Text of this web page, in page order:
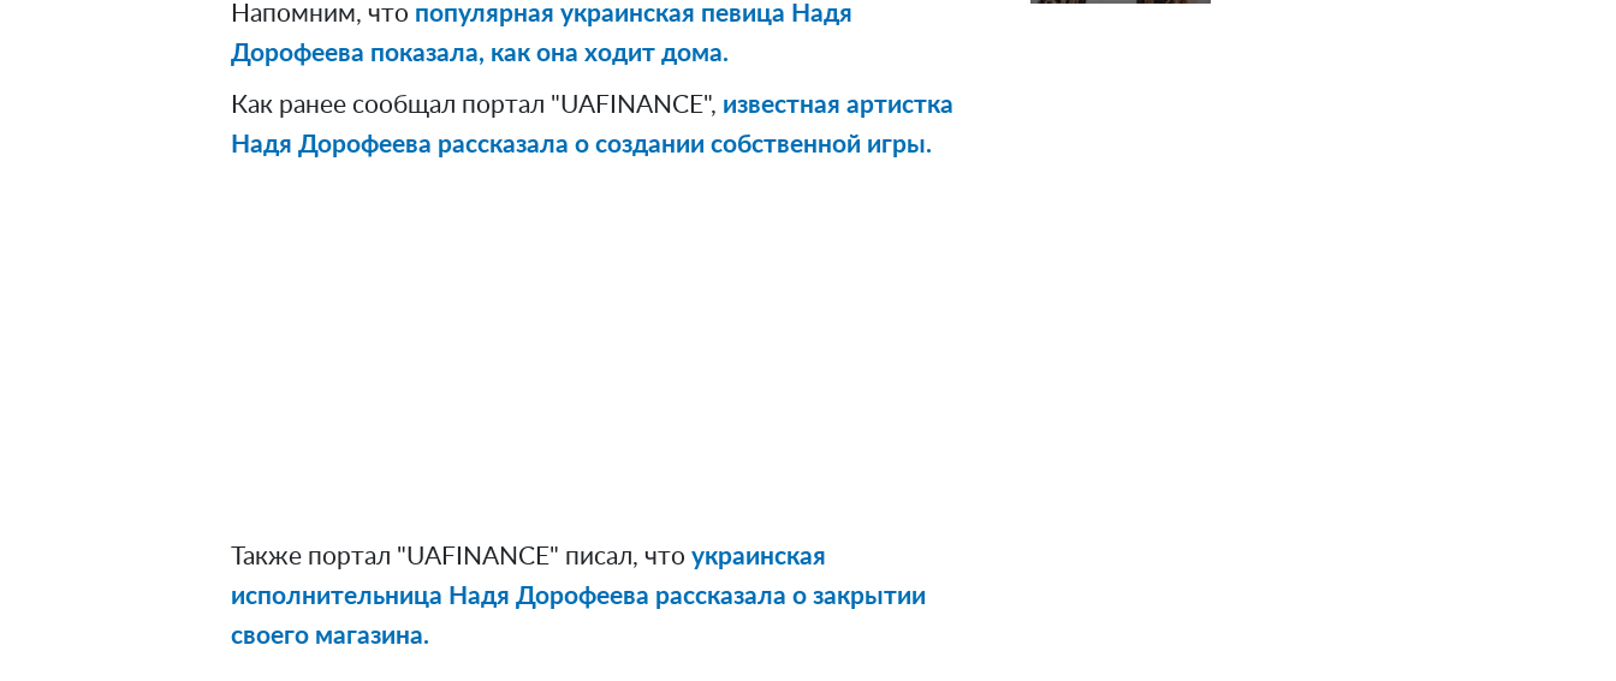
Напомним, что популярная украинская певица Надя
Дорофеева показала, как она ходит дома.
Как ранее сообщал портал "UAFINANCE", известная артистка
Надя Дорофеева рассказала о создании собственной игры.
Также портал "UAFINANCE" писал, что украинская
исполнительница Надя Дорофеева рассказала о закрытии
своего магазина.